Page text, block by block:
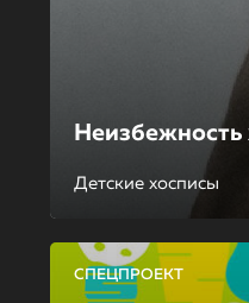
Детские хосписы
СПЕЦПРОЕКТ